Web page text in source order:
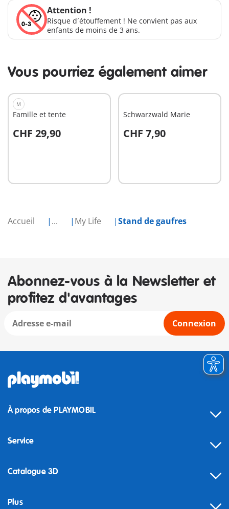
Accueil ... My Life Stand de gaufres
Attention !
Risque d´étouffement ! Ne convient pas aux
enfants de moins de 3 ans.
Vous pourriez également aimer
M
Famille et tente
CHF 29,90
Au panier
Schwarzwald Marie
CHF 7,90
Au panier
Abonnez-vous à la Newsletter et
profitez d'avantages
Connexion
À propos de PLAYMOBIL
Service
Catalogue 3D
Plus